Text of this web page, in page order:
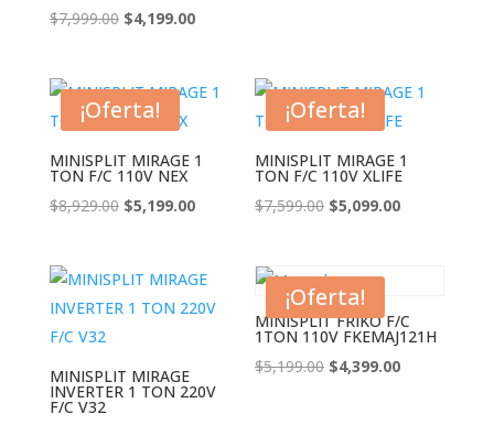
$7,999.00 El
era:
$7,999.00.
$4,199.00El
es:
$4,199.00.
$7,999.00.$5,999.00.
¡Oferta!
MINISPLIT MIRAGE 1
TON F/C 110V NEX
$8,929.00 El
era:
$8,929.00.
$5,199.00El
es:
$5,199.00.
¡Oferta!
MINISPLIT MIRAGE 1
TON F/C 110V XLIFE
$7,599.00 El
era:
$7,599.00.
$5,099.00El
$5,099.00.
MINISPLIT MIRAGE
INVERTER 1 TON 220V
F/C V32
¡Oferta!
MINISPLIT FRIKO F/C
1TON 110V FKEMAJ121H
$5,199.00 El
$4,399.00El